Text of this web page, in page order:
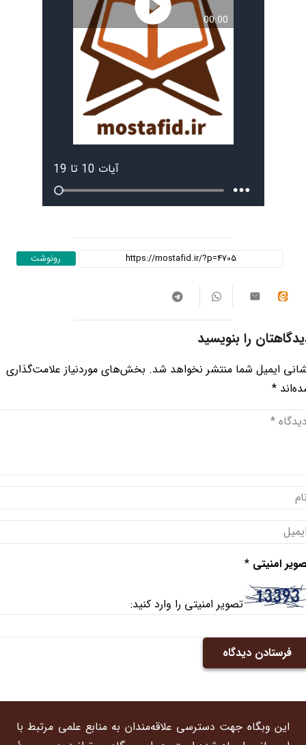
رونوشت
را بنویسید
ایمیل شما منتشر نخواهد شد. بخش‌های موردنیاز علامت‌گذاری
*
امنیتی *
تصویر امنیتی را وارد کنید:
فرستادن دیدگاه
این وبگاه جهت دسترسی علاقه‌مندان به منابع علمی مرتبط با